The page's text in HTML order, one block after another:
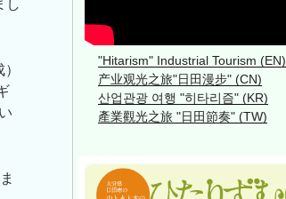
し
"Hitarism" Industrial Tourism (EN)
产业观光之旅"日田漫步" (CN)
산업관광 여행 "히타리즘" (KR)
產業觀光之旅 "日田節奏" (TW)